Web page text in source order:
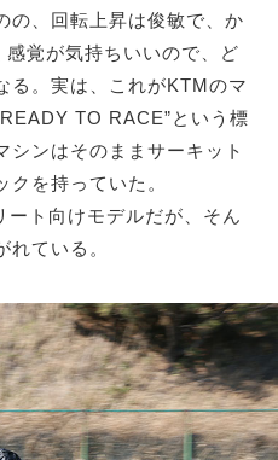
の、回転上昇は俊敏で、か
感覚が気持ちいいので、ど
る。実は、これがKTMのマ
TO RACE”という標
シンはそのままサーキット
を持っていた。
ート向けモデルだが、そん
ている。